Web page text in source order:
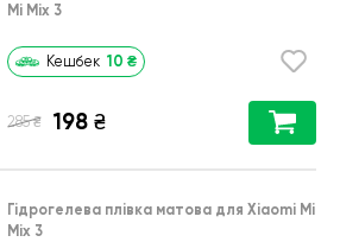
Mi Mix 3
Кешбек 10 ₴
285 ₴ 198 ₴
Гідрогелева плівка матова для Xiaomi Mi
Mix 3